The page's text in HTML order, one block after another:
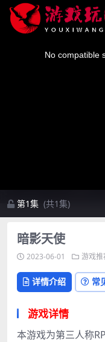
No compatible
第1集 (共1集)
暗影天使
2023-06-01 游戏推
详情介绍 常
游戏详情
本游戏为第三人称